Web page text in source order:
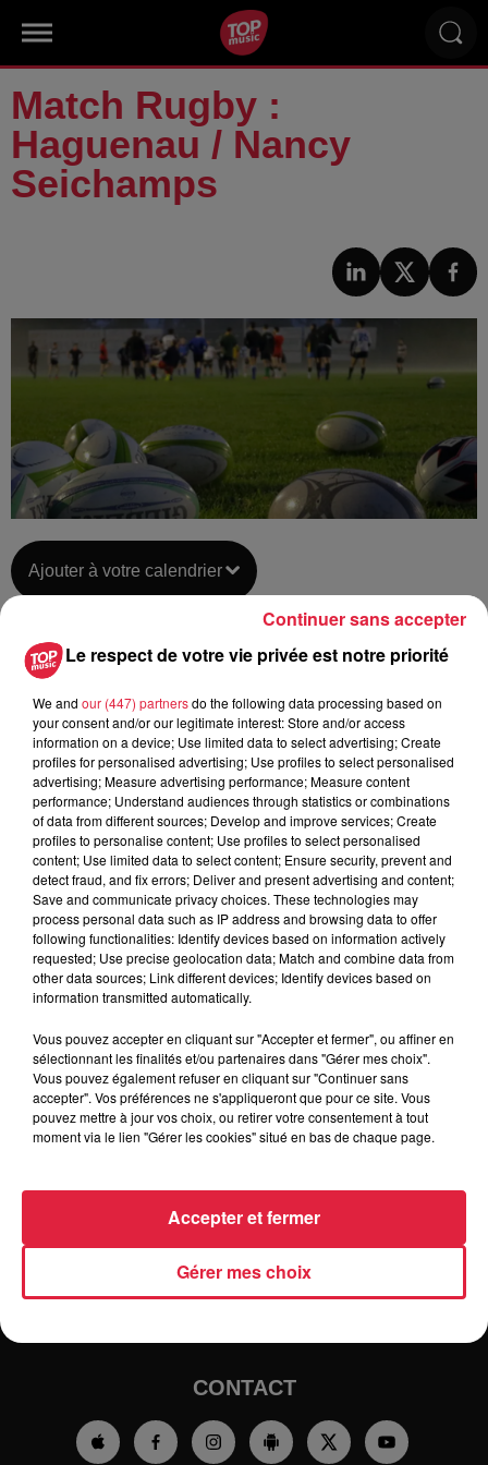
Match Rugby :
Haguenau / Nancy
Seichamps
Ajouter à votre calendrier
du9 décembre 2018 à 0h00
9 décembre 2018 à 0h00
Lieu Parc des Sports de HAGUENAU (67)
Tarif Gratuit
TRAQUEURS D'EMPLOI
AGENDA PODCASTS
CONTACT
Le respect de votre vie privée est notre priorité
We and our (447) partnersdo the following data processing based on
your consent and/or our legitimate interest: Store and/or access
information on a device; Use limited data to select advertising; Create
profiles for personalised advertising; Use profiles to select personalised
advertising; Measure advertising performance; Measure content
performance; Understand audiences through statistics or combinations
of data from different sources; Develop and improve services; Create
profiles to personalise content; Use profiles to select personalised
content; Use limited data to select content; Ensure security, prevent and
detect fraud, and fix errors; Deliver and present advertising and content;
Save and communicate privacy choices. These technologies may
process personal data such as IP address and browsing data to offer
following functionalities: Identify devices based on information actively
requested; Use precise geolocation data; Match and combine data from
other data sources; Link different devices; Identify devices based on
information transmitted automatically.
Vous pouvez accepter en cliquant sur "Accepter et fermer", ou affiner en
sélectionnant les finalités et/ou partenaires dans "Gérer mes choix".
Vous pouvez également refuser en cliquant sur "Continuer sans
accepter". Vos préférences ne s'appliqueront que pour ce site. Vous
pouvez mettre à jour vos choix, ou retirer votre consentement à tout
moment via le lien "Gérer les cookies" situé en bas de chaque page.
Gérer mes choix
Accepter et fermer
Continuer sans accepter